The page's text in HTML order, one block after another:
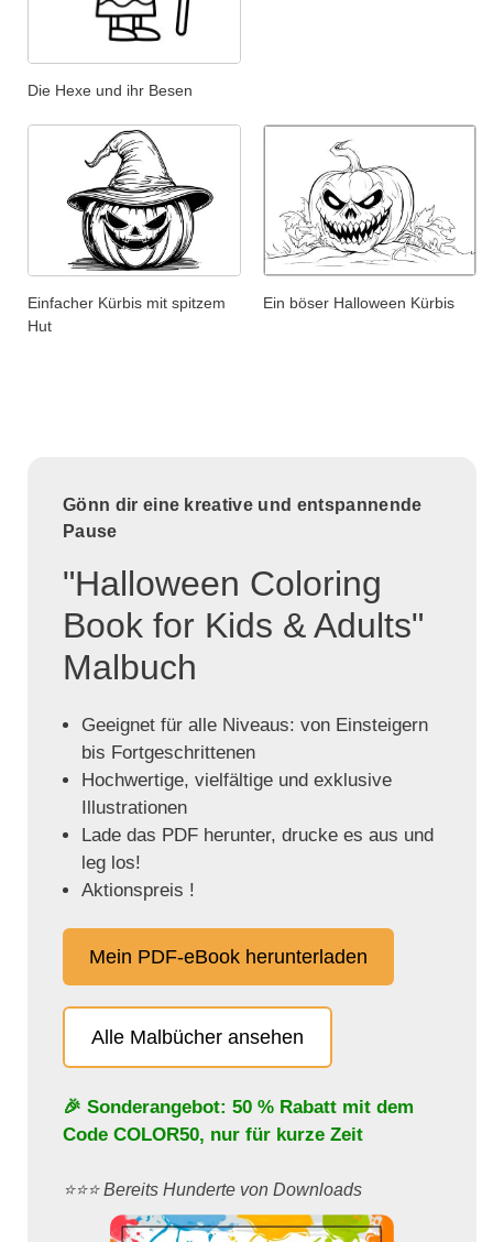
Die Hexe und ihr Besen
Einfacher Kürbis mit spitzem
Hut
Ein böser Halloween Kürbis
Gönn dir eine kreative und entspannende
Pause
"Halloween Coloring
Book for Kids & Adults"
Malbuch
Geeignet für alle Niveaus: von Einsteigern
bis Fortgeschrittenen
Hochwertige, vielfältige und exklusive
Illustrationen
Lade das PDF herunter, drucke es aus und
leg los!
Aktionspreis !
Mein PDF-eBook herunterladen
Alle Malbücher ansehen
🎉 Sonderangebot: 50 % Rabatt mit dem
Code COLOR50, nur für kurze Zeit
⭐️⭐️⭐️ Bereits Hunderte von Downloads